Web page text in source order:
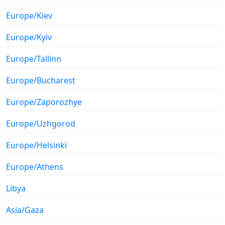
Europe/Kiev
Europe/Kyiv
Europe/Tallinn
Europe/Bucharest
Europe/Zaporozhye
Europe/Uzhgorod
Europe/Helsinki
Europe/Athens
Libya
Asia/Gaza